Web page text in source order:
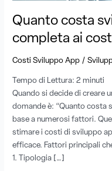
Quanto costa
completa ai
Costi Sviluppo App /
Tempo di Lettura:2 minuti
Quando si decide di creare
domande è: “Quanto costa
base a numerosi fattori.
stimare i costi di sviluppo
efficace. Fattori principali
1. Tipologia […]